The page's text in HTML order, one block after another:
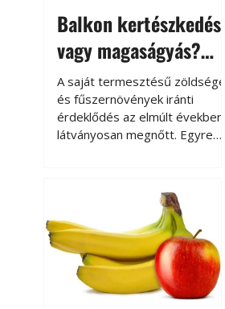
Balkon kertészkedés
vagy magaságyás?
Helytakarékos
kertészkedés
A saját termesztésű zöldségek
és fűszernövények iránti
érdeklődés az elmúlt években
látványosan megnőtt. Egyre
kertészkedés sokak számára
kikapcsolódást és feltöltődést
is jelent.